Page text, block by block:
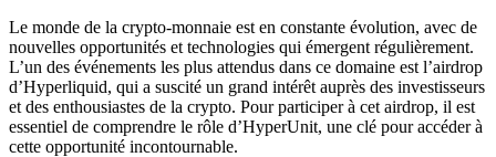
Le monde de la crypto-monnaie est en constante évolution, avec de
nouvelles opportunités et technologies qui émergent régulièrement.
L’un des événements les plus attendus dans ce domaine est l’airdrop
d’Hyperliquid, qui a suscité un grand intérêt auprès des investisseurs
et des enthousiastes de la crypto. Pour participer à cet airdrop, il est
essentiel de comprendre le rôle d’HyperUnit, une clé pour accéder à
cette opportunité incontournable.